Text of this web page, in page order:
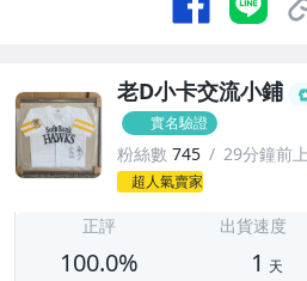
老D小卡交流小鋪
實名驗證
粉絲數 745 29分鐘前
超人氣賣家
正評
100.0%
出貨速度
1 天